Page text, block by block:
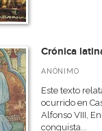
Crónica
ANÓNIMO
Este texto
ocurrido en
Alfonso VIII,
conquista...